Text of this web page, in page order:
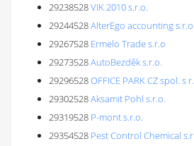
29238528VIK 2010 s.r.o.
29244528AlterEgo accounting s.r.o.
29267528 Ermelo Trade s.r.o
29273528AutoBezděk s.r.o.
29296528OFFICE PARK CZ spol. s
29302528Aksamit Pohl s.r.o.
29319528 P-mont s.r.o.
29354528 Pest Control Chemical